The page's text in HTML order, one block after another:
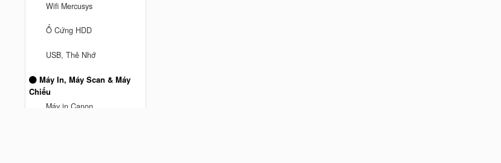
Minh
vừa mua
Mesh Wifi TPLink DECO M5 3
hãng
Wifi Mercusys
Ổ Cứng HDD
USB, Thẻ Nhớ
Máy In, Máy Scan & Máy
Chiếu
Máy in Canon